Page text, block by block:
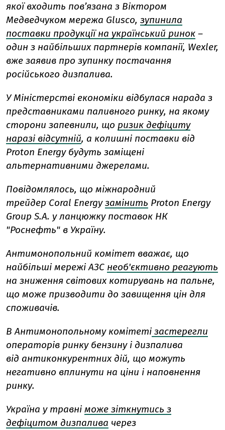
якої входить пов’язана з Віктором
Медведчуком мережа Glusco, зупинила
поставки продукції на український ринок –
один з найбільших партнерів компанії, Wexler,
вже заявив про зупинку постачання
російського дизпалива.
У Міністерстві економіки відбулася нарада з
представниками паливного ринку, на якому
сторони запевнили, що ризик дефіциту
наразі відсутній, а колишні поставки від
Proton Energy будуть заміщені
альтернативними джерелами.
Повідомлялось, що міжнародний
трейдер Coral Energyзамінить Proton Energy
Group S.A. у ланцюжку поставок НК
"Роснефть" в Україну.
Антимонопольний комітет вважає, що
найбільші мережі АЗС необ'єктивно реагують
на зниження світових котирувань на пальне,
що може призводити до завищення цін для
споживачів.
В Антимонопольному комітеті застерегли
операторів ринку бензину і дизпалива
від антиконкурентних дій, що можуть
негативно вплинути на ціни і наповнення
ринку.
Україна у травні може зіткнутись з
дефіцитом дизпалива через